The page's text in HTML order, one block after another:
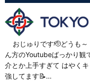
おじゅりです🫡どうも～
ん方のYoutubeばっかり観
介とか上手すぎて はやく
強してます📝…